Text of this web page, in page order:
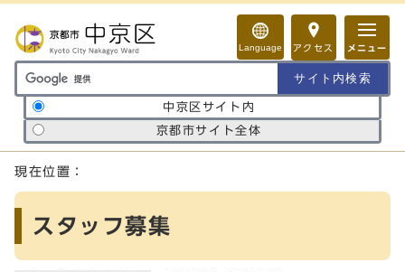
Language アクセス メニュー
サイト内検索の範囲
中京区サイト内
京都市サイト全体
ここから本文です
現在位置：
スタッフ募集